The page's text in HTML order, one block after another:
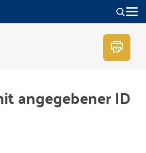
angegebener ID